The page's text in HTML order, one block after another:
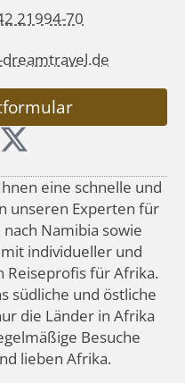
21994-70
dreamtravel.de
eine schnelle und
unseren Experten für
Namibia sowie
individueller und
für Afrika.
südliche und östliche
die Länder in Afrika
Besuche
lieben Afrika.